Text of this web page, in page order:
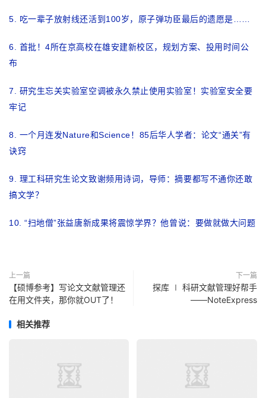
5. 吃一辈子放射线还活到100岁，原子弹功臣最后的遗愿是……
6.
首批！4所在京高校在雄安建新校区，规划方案、投用时间公
布
7. 研究生忘关实验室空调被永久禁止使用实验室！实验室安全要
牢记
8. 一个月连发Nature和Science！85后华人学者：论文“通关”有
诀窍
9
理工科研究生论文致谢频用诗词，导师：摘要都写不通你还敢
搞文学？
10. “扫地僧”张益唐新成果将震惊学界？他曾说：要做就做大问题
上一篇
【硕博参考】写论文文献管理还
在用文件夹，那你就OUT了！
下一篇
探库 ∣ 科研文献管理好帮手
——NoteExpress
相关推荐